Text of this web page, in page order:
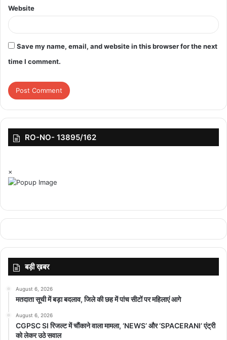
Website
Save my name, email, and website in this browser for the next
time I comment.
RO-NO- 13895/162
×
बड़ी ख़बर
August 6, 2026
मतदाता सूची में बड़ा बदलाव, जिले की छह में पांच सीटों पर महिलाएं आगे
August 6, 2026
CGPSC SI रिजल्ट में चौंकाने वाला मामला, ‘NEWS’ और ‘SPACERANI’ एंट्री
को लेकर उठे सवाल